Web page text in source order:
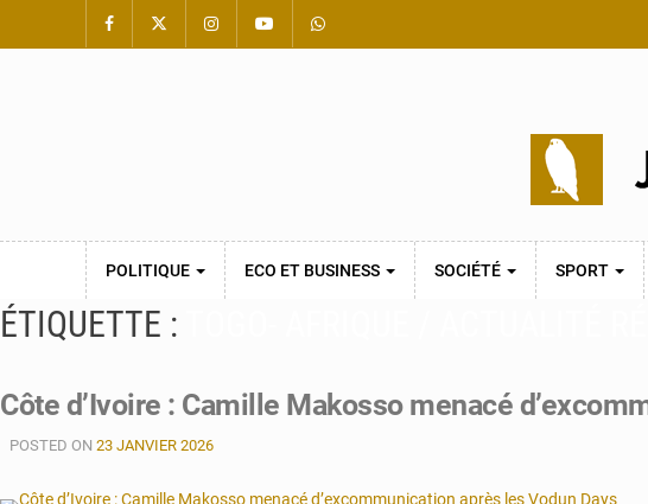
POLITIQUE ECO ET BUSINESS SOCIÉTÉ SPORT
ÉTIQUETTE :
Côte d’Ivoire : Camille Makosso menacé
POSTED ON 23 JANVIER 2026